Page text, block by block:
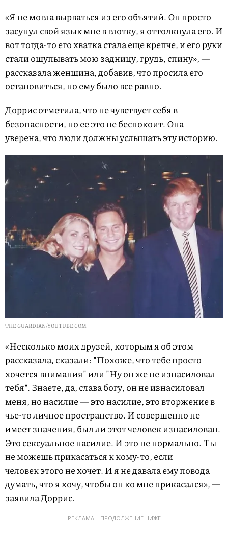
«Я не могла вырваться из его объятий. Он просто
засунул свой язык мне в глотку, я оттолкнула его. И
вот тогда-то его хватка стала еще крепче, и его руки
стали ощупывать мою задницу, грудь, спину», —
рассказала женщина, добавив, что просила его
остановиться, но ему было все равно.
Доррис отметила, что не чувствует себя в
безопасности, но ее это не беспокоит. Она
уверена, что люди должны услышать эту историю.
THE GUARDIAN/YOUTUBE.COM
«Несколько моих друзей, которым я об этом
рассказала, сказали: "Похоже, что тебе просто
хочется внимания" или "Ну он же не изнасиловал
тебя". Знаете, да, слава богу, он не изнасиловал
меня, но насилие — это насилие, это вторжение в
чье-то личное пространство. И совершенно не
имеет значения, был ли этот человек изнасилован.
Это сексуальное насилие. И это не нормально. Ты
не можешь прикасаться к кому-то, если
человек этого не хочет. И я не давала ему повода
думать, что я хочу, чтобы он ко мне прикасался», —
заявила Доррис.
РЕКЛАМА – ПРОДОЛЖЕНИЕ НИЖЕ